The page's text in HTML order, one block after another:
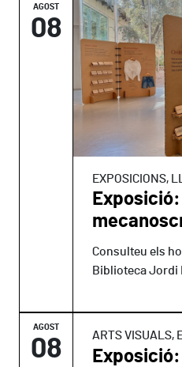
AGOST
08
EXPOSICIONS,
Consulteu els
Biblioteca Jordi
AGOST
08 ARTS VISUALS,